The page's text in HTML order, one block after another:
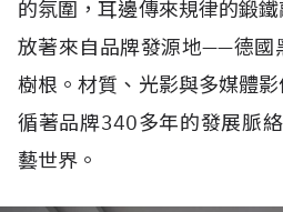
的氛圍，耳邊傳來規律的鍛
放著來自品牌發源地——德國
樹根。材質、光影與多媒體
循著品牌340多年的發展脈
藝世界。